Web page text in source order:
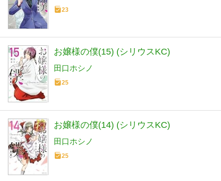
23
お嬢様の僕(15) (シリウスKC)
田口ホシノ
25
お嬢様の僕(14) (シリウスKC)
田口ホシノ
25